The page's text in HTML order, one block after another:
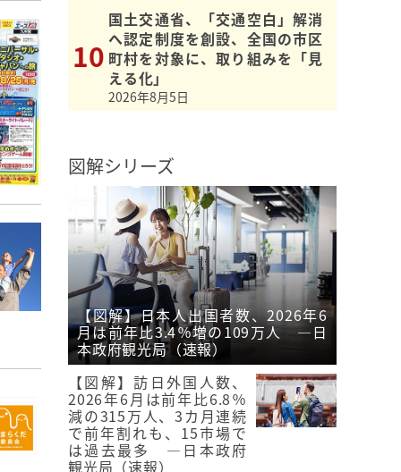
国土交通省、「交通空白」解消
へ認定制度を創設、全国の市区
町村を対象に、取り組みを「見
える化」
2026年8月5日
図解シリーズ
【図解】日本人出国者数、2026年6
月は前年比3.4％増の109万人 ―日
本政府観光局（速報）
【図解】訪日外国人数、
2026年6月は前年比6.8％
減の315万人、3カ月連続
で前年割れも、15市場で
は過去最多 ―日本政府
観光局（速報）